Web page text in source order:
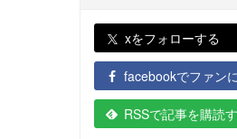
xをフォローする
facebookでファン
RSSで記事を購読